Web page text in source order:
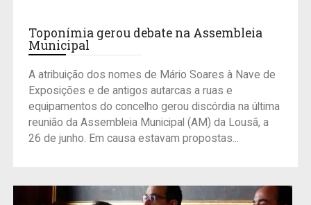
Toponímia gerou debate na Assembleia
Municipal
A atribuição dos nomes de Mário Soares à Nave de
Exposições e de antigos autarcas a ruas e
equipamentos do concelho gerou discórdia na última
reunião da Assembleia Municipal (AM) da Lousã, a
26 de junho. Em causa estavam propostas...